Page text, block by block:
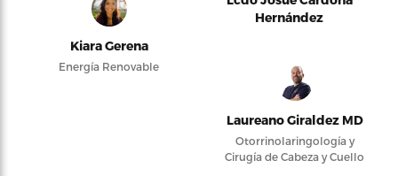
Kiara Gerena
Energía Renovable
Hernández
Laureano Giraldez MD
Otorrinolaringología y
Cirugía de Cabeza y Cuello